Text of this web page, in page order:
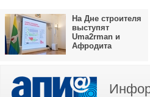
На Дне строителя
выступят
Uma2rman и
Афродита